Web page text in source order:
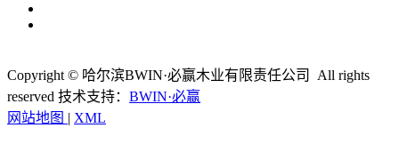
Copyright © 哈尔滨BWIN·必赢木业有限责任公司 All rights
reserved 技术支持： BWIN·必赢
网站地图 | XML